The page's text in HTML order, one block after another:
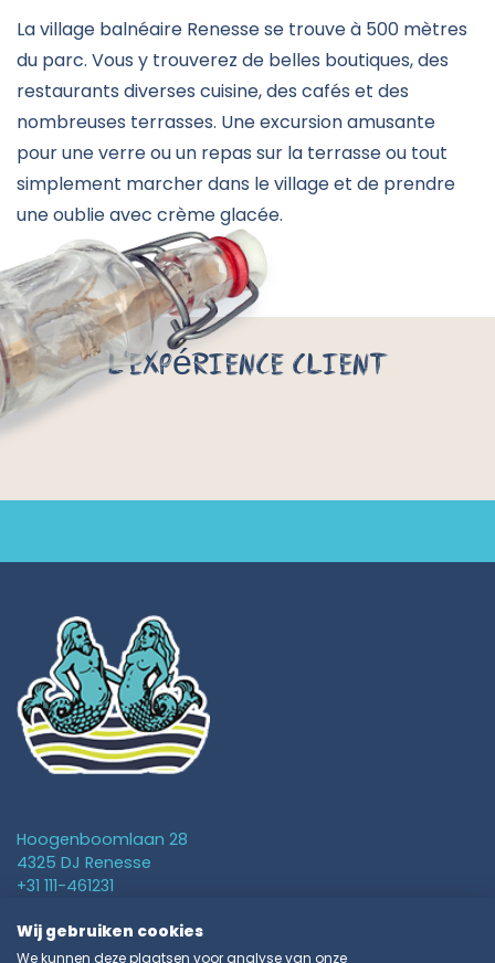
La village balnéaire Renesse se trouve à 500 mètres
du parc. Vous y trouverez de belles boutiques, des
restaurants diverses cuisine, des cafés et des
nombreuses terrasses. Une excursion amusante
pour une verre ou un repas sur la terrasse ou tout
simplement marcher dans le village et de prendre
une oublie avec crème glacée.
L'expérience client
Hoogenboomlaan 28
4325 DJ Renesse
+31 111-461231
Wij gebruiken cookies
We kunnen deze plaatsen voor analyse van onze